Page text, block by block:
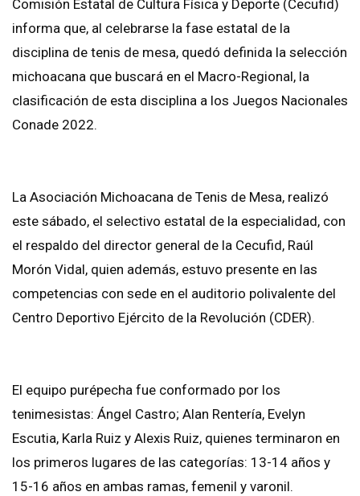
Comisión Estatal de Cultura Física y Deporte (Cecufid)
informa que, al celebrarse la fase estatal de la
disciplina de tenis de mesa, quedó definida la selección
michoacana que buscará en el Macro-Regional, la
clasificación de esta disciplina a los Juegos Nacionales
Conade 2022.
La Asociación Michoacana de Tenis de Mesa, realizó
este sábado, el selectivo estatal de la especialidad, con
el respaldo del director general de la Cecufid, Raúl
Morón Vidal, quien además, estuvo presente en las
competencias con sede en el auditorio polivalente del
Centro Deportivo Ejército de la Revolución (CDER).
El equipo purépecha fue conformado por los
tenimesistas: Ángel Castro; Alan Rentería, Evelyn
Escutia, Karla Ruiz y Alexis Ruiz, quienes terminaron en
los primeros lugares de las categorías: 13-14 años y
15-16 años en ambas ramas, femenil y varonil.